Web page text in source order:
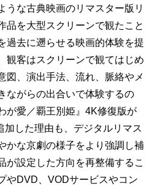
うな古典映画のリマスター版リ
品を大型スクリーンで観たこと
過去に遡らせる映画的体験を提
観客はスクリーンで観てはじめ
図、演出手法、流れ、脈絡やメ
ながらの出合いで体験するの
が愛／覇王別姫』4K修復版が
加した理由も、デジタルリマス
かな京劇の様子をより強調し補
が設定した方向を再整備するこ
やDVD、VODサービスやコン